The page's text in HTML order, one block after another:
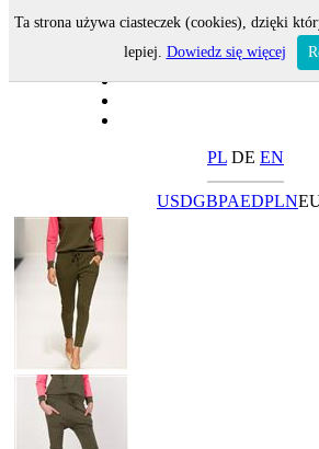
PL DE EN
USDGBPAEDPLN
Ta strona używa ciasteczek (cookies), dzięki
lepiej. Dowiedz się więcej